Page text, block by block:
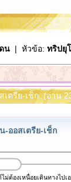
น| หัวข้อ: ทริปยุ
ตรีย-เช็ก (อ่าน
-ออสเตรีย-เช็ก
ต้องเหนื่อยเดินทางไปเ